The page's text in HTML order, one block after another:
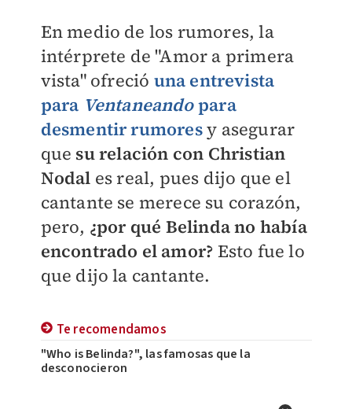
En medio de los rumores, la
intérprete de "Amor a primera
vista" ofreció una entrevista
para Ventaneandopara
desmentir rumoresy asegurar
que su relación con Christian
Nodal es real, pues dijo que el
cantante se merece su corazón,
pero, ¿por qué Belinda no había
encontrado el amor? Esto fue lo
que dijo la cantante.
Te recomendamos
"Who is Belinda?", las famosas que la
desconocieron